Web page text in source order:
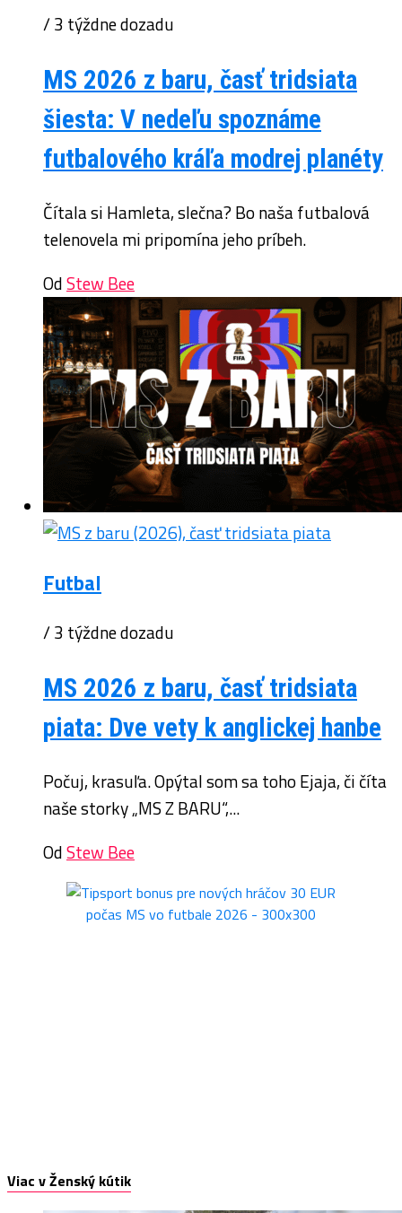
/ 3 týždne dozadu
MS 2026 z baru, časť tridsiata
šiesta: V nedeľu spoznáme
futbalového kráľa modrej planéty
Čítala si Hamleta, slečna? Bo naša futbalová
telenovela mi pripomína jeho príbeh.
OdStew Bee
Futbal
/ 3 týždne dozadu
MS 2026 z baru, časť tridsiata
piata: Dve vety k anglickej hanbe
Počuj, krasuľa. Opýtal som sa toho Ejaja, či číta
naše storky „MS Z BARU“,...
OdStew Bee
Viac v Ženský kútik